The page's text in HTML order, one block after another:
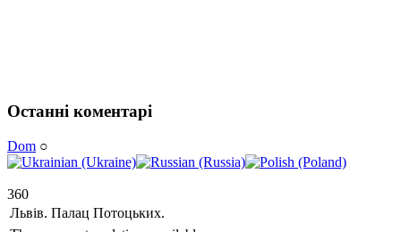
Останні коментарі
Dom ○
360
Львів. Палац Потоцьких.